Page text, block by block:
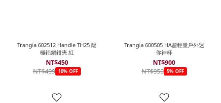
Trangia 602512 Handle TH25 陽
極鋁鍋鉗夾 紅
NT$450
NT$499 10% OFF
Trangia 600505 HA超輕量戶外迷
你神杯
NT$900
NT$950 5% OFF